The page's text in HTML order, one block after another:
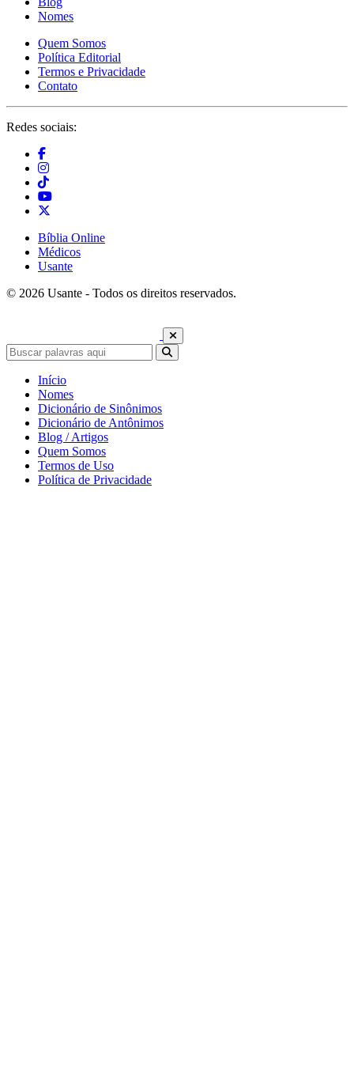
Nomes
Quem Somos
Política Editorial
Termos e Privacidade
Contato
Redes sociais:
Bíblia Online
Médicos
Usante
© 2026 Usante - Todos os direitos reservados.
Início
Nomes
Dicionário de Sinônimos
Dicionário de Antônimos
Blog / Artigos
Quem Somos
Termos de Uso
Política de Privacidade